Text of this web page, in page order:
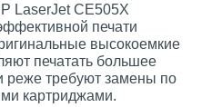
LaserJet CE505X
печати
высокоемкие
печатать большее
реже требуют замены по
картриджами.